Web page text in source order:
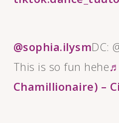
@sophia.ilysmDC:
This is so fun hehe
Chamillionaire) –